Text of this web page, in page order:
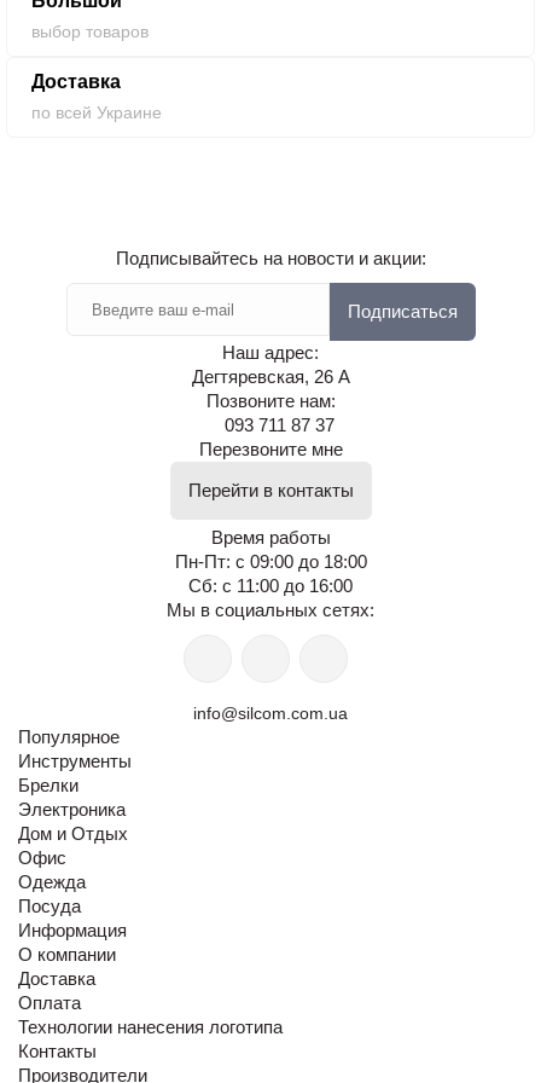
выбор товаров
Доставка
по всей Украине
Подписывайтесь на новости и акции:
Подписаться
Наш адрес:
Дегтяревская, 26 А
Позвоните нам:
093 711 87 37
Перезвоните мне
Перейти в контакты
Время работы
Пн-Пт: с 09:00 до 18:00
Сб: с 11:00 до 16:00
Мы в социальных сетях:
info@silcom.com.ua
Популярное
Инструменты
Брелки
Электроника
Дом и Отдых
Офис
Одежда
Посуда
Информация
О компании
Доставка
Оплата
Технологии нанесения логотипа
Контакты
Производители